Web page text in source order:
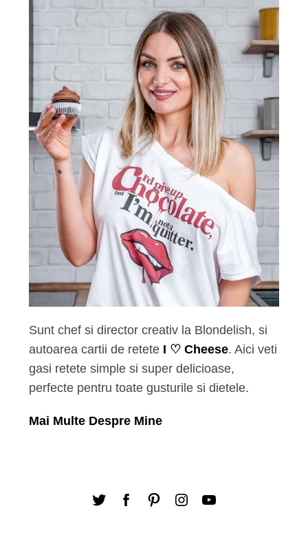
Sunt chef si director creativ la Blondelish, si
autoarea cartii de retete I ♡ Cheese. Aici veti
gasi retete simple si super delicioase,
perfecte pentru toate gusturile si dietele.
Mai Multe Despre Mine